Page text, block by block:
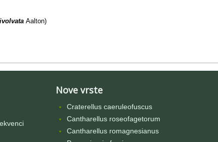
Aalton)
Nove vrste
Craterellus caeruleofuscus
Cantharellus roseofagetorum
Cantharellus romagnesianus